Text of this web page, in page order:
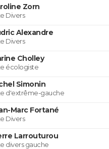
Zorn
Divers
Alexandre
Divers
Cholley
écologiste
Simonin
d'extrême-gauche
Marc Fortané
Divers
Larrouturou
divers gauche